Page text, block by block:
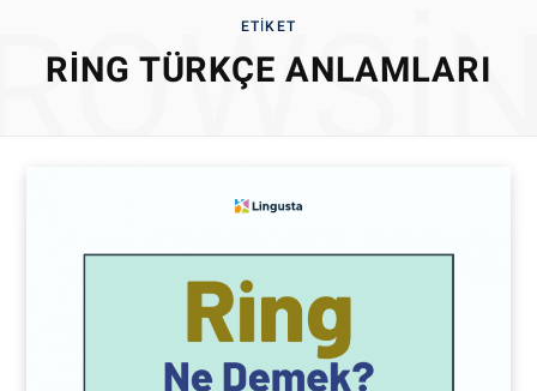
ETIKET
RING TÜRKÇE ANLAMLARI